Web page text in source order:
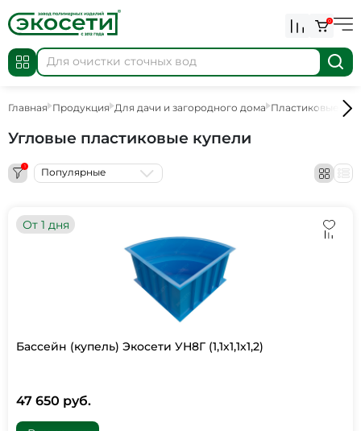
0
Главная Продукция Для дачи и загородного дома Пластиковые
Угловые пластиковые купели
1 Популярные
От 1 дня
Бассейн (купель) Экосети УН8Г (1,1х1,1х1,2)
47 650 руб.